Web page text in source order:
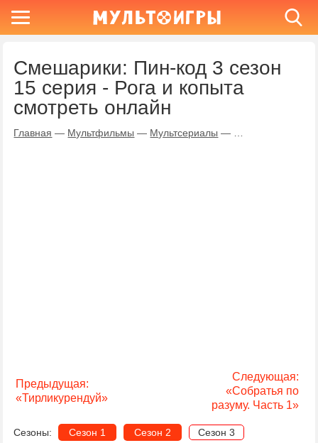
Смешарики: Пин-код 3 сезон
15 серия - Рога и копыта
смотреть онлайн
Главная — Мультфильмы — Мультсериалы —
Предыдущая:
«Тирликурендуй»
Следующая:
«Собратья по
разуму. Часть 1»
Сезоны: Сезон 1 Сезон 2 Сезон 3